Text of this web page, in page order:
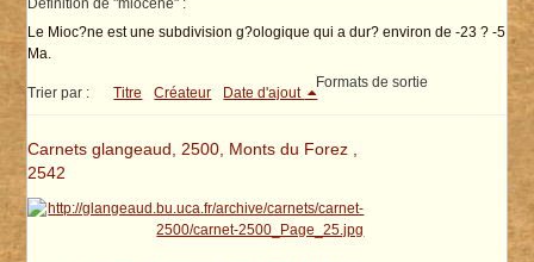
Définition de "miocène" :
Le Mioc?ne est une subdivision g?ologique qui a dur? environ de -23 ? -5
Ma.
Trier par : Titre Créateur Date d'ajout
Carnets glangeaud, 2500, Monts du Forez ,
2542
Formats de sortie